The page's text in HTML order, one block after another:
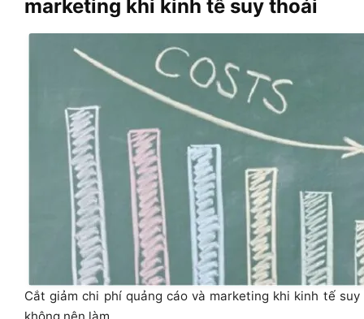
marketing khi kinh tế suy thoái
Cắt giảm chi phí quảng cáo và marketing khi kinh tế